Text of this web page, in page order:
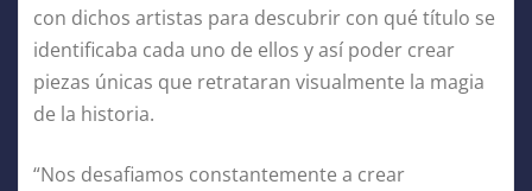
con dichos artistas para descubrir con qué título se
identificaba cada uno de ellos y así poder crear
piezas únicas que retrataran visualmente la magia
de la historia.
“Nos desafiamos constantemente a crear